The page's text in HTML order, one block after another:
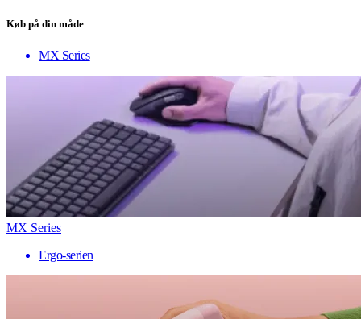
Køb på din måde
MX Series
MX Series
Ergo-serien